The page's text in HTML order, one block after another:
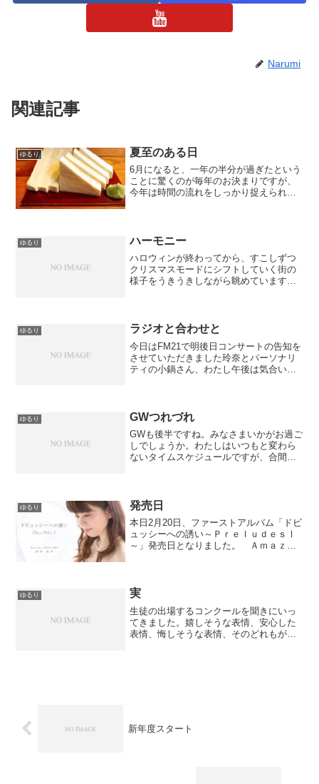
Narumi
関連記事
ゆるり 夏至のある日
6月になると、一年の半分が過ぎたという
ことに驚くのが毎年のお決まりですが、
今年は時間の流れをしっかり捉えられて
になったと諦めて...
ゆるり ハーモニー
ハロウィンが終わってから、すこしずつ
クリスマスモードにシフトしていく街の
様子をうきうきしながら眺めています。
か（?!）場内はすごい...
ゆるり ラジオと合わせと
今日はFM21で明後日コンサートの告知を
させていただきました玲奈とパーソナリ
ティの小鍋さん、わたし午後は気合いを
ゆるり GWつれづれ
GWも後半ですね。みなさまいかがお過ご
しでしょうか。わたしはいつもと変わら
ないタイムスケジュールですが、合間を
´艸｀)それで練習室...
ゆるり 発売日
本日2月20日、ファーストアルバム「ドビ
ュッシーへの誘い～ＰｒｅｌｕｄｅｓⅠ
～」発売日となりました。 Ａｍａｚｏ
はいまだに不思議な...
ゆるり 実
生徒の出場するコンクールを聞きにいっ
てきました。嬉しそうな表情、安心した
表情、悔しそうな表情、そのどれもがこ
新年度スタート